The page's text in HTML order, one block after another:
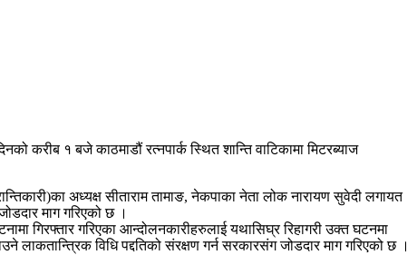
करीब १ बजे काठमाडौं रत्नपार्क स्थित शान्ति वाटिकामा मिटरब्याज
अध्यक्ष सीताराम तामाङ, नेकपाका नेता लोक नारायण सुवेदी लगायत
माग गरिएको छ ।
गिरफ्तार गरिएका आन्दोलनकारीहरुलाई यथासिघ्र रिहागरी उक्त घटनमा
विधि पद्दतिको संरक्षण गर्न सरकारसंग जोडदार माग गरिएको छ ।